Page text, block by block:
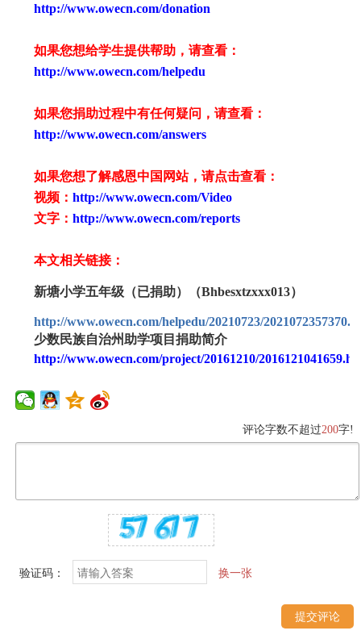
http://www.owecn.com/donation
如果您想给学生提供帮助，请查看：
http://www.owecn.com/helpedu
如果您捐助过程中有任何疑问，请查看：
http://www.owecn.com/answers
如果您想了解感恩中国网站，请点击查看：
视频： http://www.owecn.com/Video
文字： http://www.owecn.com/reports
本文相关链接：
新塘小学五年级（已捐助）（Bhbesxtzxxx013）
http://www.owecn.com/helpedu/20210723/
少数民族自治州助学项目捐助简介
http://www.owecn.com/project/20161210/
评论字数不超过200字!
验证码： 换一张